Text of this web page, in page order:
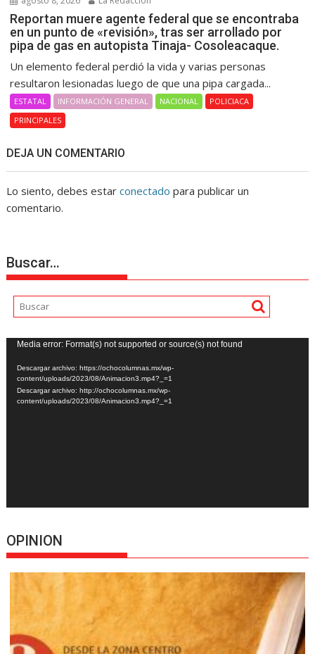
Reportan muere agente federal que se encontraba
en un punto de «revisión», tras ser arrollado por
pipa de gas en autopista Tinaja- Cosoleacaque.
Un elemento federal perdió la vida y varias personas
resultaron lesionadas luego de que una pipa cargada...
ESTATAL INFORMACIÓN GENERAL NACIONAL
POLICIACA
PRINCIPALES
DEJA UN COMENTARIO
Lo siento, debes estarconectado para publicar un
comentario.
Buscar…
Reproductor
de
vídeo
Media error: Format(s) not supported or source(s) not found
Descargar archivo: https://ochocolumnas.mx/wp-
content/uploads/2023/08/Animacion3.mp4?_=1
Descargar archivo: http://ochocolumnas.mx/wp-
content/uploads/2023/08/Animacion3.mp4?_=1
OPINION